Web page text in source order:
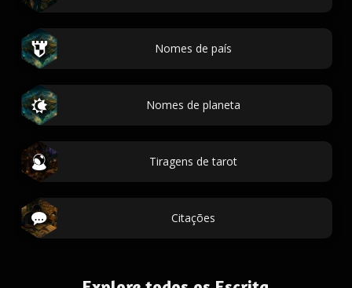
Nomes de país
Nomes de planeta
Tiragens de tarot
Citações